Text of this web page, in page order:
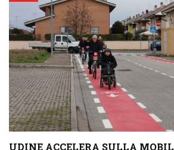
UDINE ACCELERA SULLA